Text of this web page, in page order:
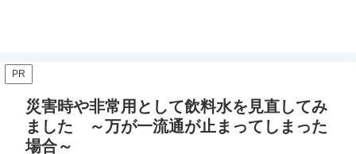
PR
災害時や非常用として飲料水を見直してみ
ました ～万が一流通が止まってしまった
場合～